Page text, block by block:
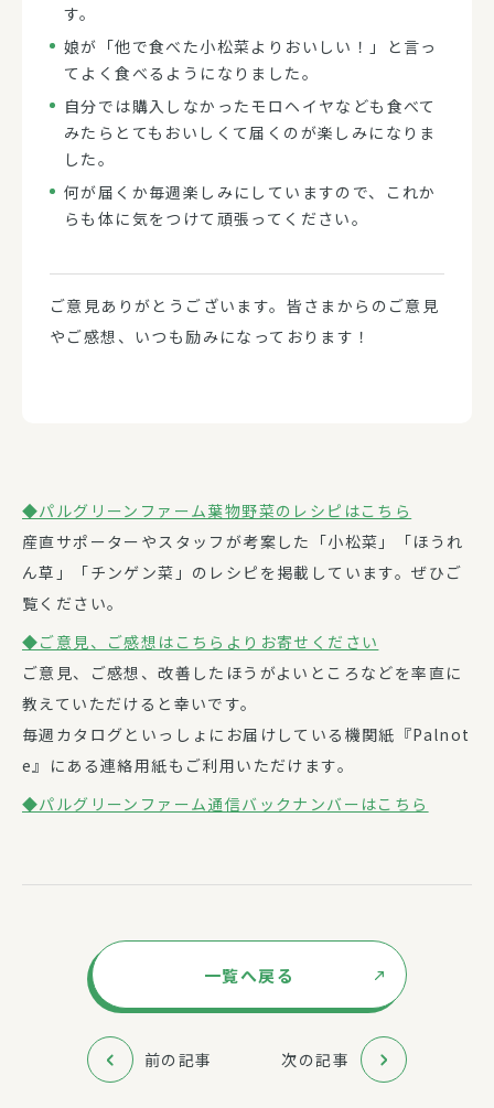
す。
娘が「他で食べた小松菜よりおいしい！」
と言っ
てよく食べるようになりました。
自分では購入しなかったモロヘイヤなども食べて
みたらとても おいしくて届くのが楽しみになりま
した。
何が届くか毎週楽しみにしていますので、
これか
らも体に気をつけて頑張ってください。
ご意見ありがとうございます。皆さまからのご意見
やご感想、いつも励みになっております！
◆パルグリーンファーム葉物野菜のレシピはこちら
産直サポーターやスタッフが考案した「小松菜」「ほうれ
ん草」「チンゲン菜」のレシピを掲載しています。ぜひご
覧ください。
◆ご意見、ご感想はこちらよりお寄せください
ご意見、ご感想、改善したほうがよいところなどを率直に
教えていただけると幸いです。
毎週カタログといっしょにお届けしている機関紙『Palnot
e』にある連絡用紙もご利用いただけます。
◆パルグリーンファーム通信バックナンバーはこちら
一覧へ戻る
前の記事 次の記事